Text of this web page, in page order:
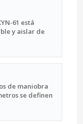
61 está
y aislar de
de maniobra
se definen